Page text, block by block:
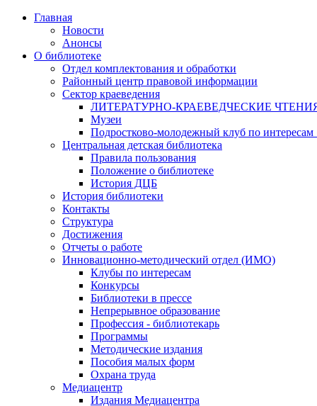
Главная
Новости
Анонсы
О библиотеке
Отдел комплектования и обработки
Районный центр правовой информации
Сектор краеведения
ЛИТЕРАТУРНО-КРАЕВЕДЧЕСКИЕ
Музеи
Подростково-молодежный клуб по интересам
Центральная детская библиотека
Правила пользования
Положение о библиотеке
История ДЦБ
История библиотеки
Контакты
Структура
Достижения
Отчеты о работе
Инновационно-методический отдел (ИМО)
Клубы по интересам
Конкурсы
Библиотеки в прессе
Непрерывное образование
Профессия - библиотекарь
Программы
Методические издания
Пособия малых форм
Охрана труда
Медиацентр
Издания Медиацентра